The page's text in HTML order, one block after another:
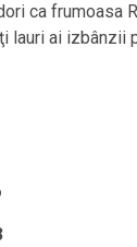
ca frumoasa
lauri ai izbânzii